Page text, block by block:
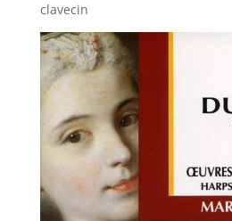
clavecin